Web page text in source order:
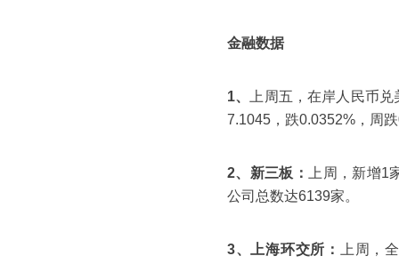
金融数据
1、
上周五，在岸人民币
7.1045，跌0.0352%，周
2、新三板：
上周，新增
公司总数达6139家。
3、上海环交所：
上周，